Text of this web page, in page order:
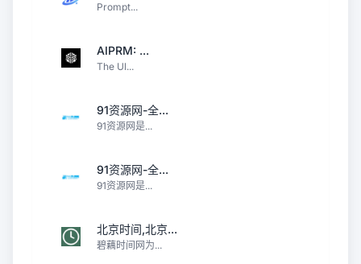
Prompt...
AIPRM: ...
The Ul...
91资源网-全...
91资源网是...
91资源网-全...
91资源网是...
北京时间,北京...
碧藕时间网为...